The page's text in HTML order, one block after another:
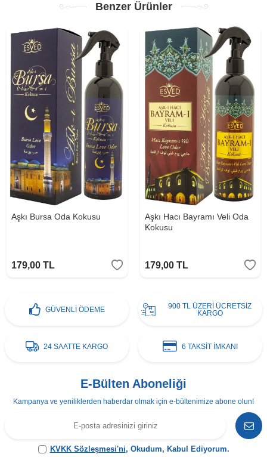
Benzer Ürünler
Aşkı Bursa Oda Kokusu
179,00 TL
Aşkı Hacı Bayramı Veli Oda
Kokusu
179,00TL
GÜVENLİ ÖDEME
900 TL ÜZERİ ÜCRETSİZ
KARGO
24 SAATTE KARGO 6 TAKSİT İMKANI
E-Bülten Aboneliği
Kampanya ve yeniliklerden haberdar olmak için e-bültenimize abone olun!
KVKK Sözleşmesi'ni, Okudum, Kabul Ediyorum.